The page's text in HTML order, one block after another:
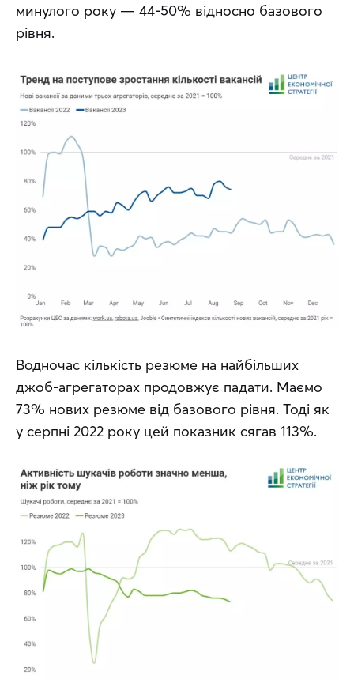
минулого року — 44-50% відносно базового
рівня.
Водночас кількість резюме на найбільших
джоб-агрегаторах продовжує падати. Маємо
73% нових резюме від базового рівня. Тоді як
у серпні 2022 року цей показник сягав 113%.